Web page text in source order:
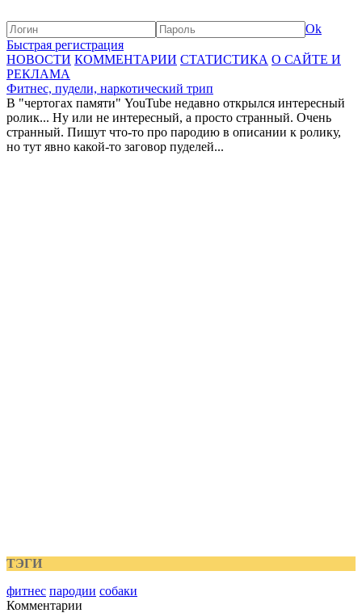
Ok
Быстрая регистрация
НОВОСТИ КОММЕНТАРИИ СТАТИСТИКА О САЙТЕ И
РЕКЛАМА
Фитнес, пудели, наркотический трип
В "чертогах памяти" YouTube недавно открылся интересный
ролик... Ну или не интересный, а просто странный. Очень
странный. Пишут что-то про пародию в описании к ролику,
но тут явно какой-то заговор пуделей...
ТЭГИ
фитнес пародии собаки
Комментарии